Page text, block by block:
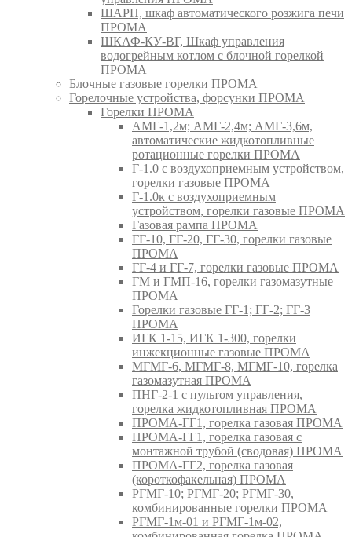
ШАРП, шкаф автоматического розжига печи
ПРОМА
ШКАФ-КУ-ВГ, Шкаф управления
водогрейным котлом с блочной горелкой
ПРОМА
Блочные газовые горелки ПРОМА
Горелочные устройства, форсунки ПРОМА
Горелки ПРОМА
АМГ-1,2м; АМГ-2,4м; АМГ-3,6м,
автоматические жидкотопливные
ротационные горелки ПРОМА
Г-1.0 с воздухоприемным устройством,
горелки газовые ПРОМА
Г-1.0к с воздухоприемным
устройством, горелки газовые ПРОМА
Газовая рампа ПРОМА
ГГ-10, ГГ-20, ГГ-30, горелки газовые
ПРОМА
ГГ-4 и ГГ-7, горелки газовые ПРОМА
ГМ и ГМП-16, горелки газомазутные
ПРОМА
Горелки газовые ГГ-1; ГГ-2; ГГ-3
ПРОМА
ИГК 1-15, ИГК 1-300, горелки
инжекционные газовые ПРОМА
МГМГ-6, МГМГ-8, МГМГ-10, горелка
газомазутная ПРОМА
ПНГ-2-1 с пультом управления,
горелка жидкотопливная ПРОМА
ПРОМА-ГГ1, горелка газовая ПРОМА
ПРОМА-ГГ1, горелка газовая с
монтажной трубой (сводовая) ПРОМА
ПРОМА-ГГ2, горелка газовая
(короткофакельная) ПРОМА
РГМГ-10; РГМГ-20; РГМГ-30,
комбинированные горелки ПРОМА
РГМГ-1м-01 и РГМГ-1м-02,